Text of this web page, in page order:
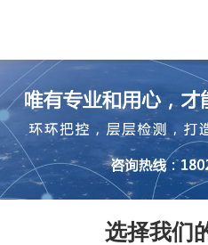
选择我们